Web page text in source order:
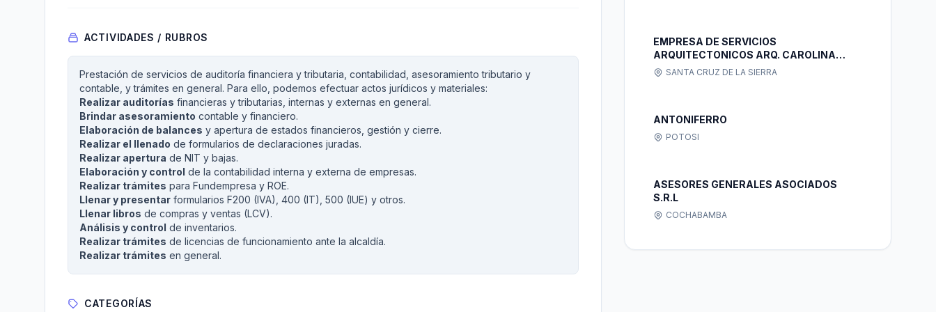
ACTIVIDADES / RUBROS
Prestación de servicios de auditoría financiera y tributaria, contabilidad, asesoramiento tributario y
contable, y trámites en general. Para ello, podemos efectuar actos jurídicos y materiales:
Realizar auditorías financieras y tributarias, internas y externas en general.
Brindar asesoramiento contable y financiero.
Elaboración de balances y apertura de estados financieros, gestión y cierre.
Realizar el llenado de formularios de declaraciones juradas.
Realizar apertura de NIT y bajas.
Elaboración y control de la contabilidad interna y externa de empresas.
Realizar trámites para Fundempresa y ROE.
Llenar y presentar formularios F200 (IVA), 400 (IT), 500 (IUE) y otros.
Llenar libros de compras y ventas (LCV).
Análisis y control de inventarios.
Realizar trámites de licencias de funcionamiento ante la alcaldía.
Realizar trámites en general.
CATEGORÍAS
EMPRESA DE SERVICIOS
ARQUITECTONICOS ARQ. CAROLINA
ROJAS
SANTA CRUZ DE LA SIERRA
ANTONIFERRO
POTOSI
ASESORES GENERALES ASOCIADOS
S.R.L
COCHABAMBA